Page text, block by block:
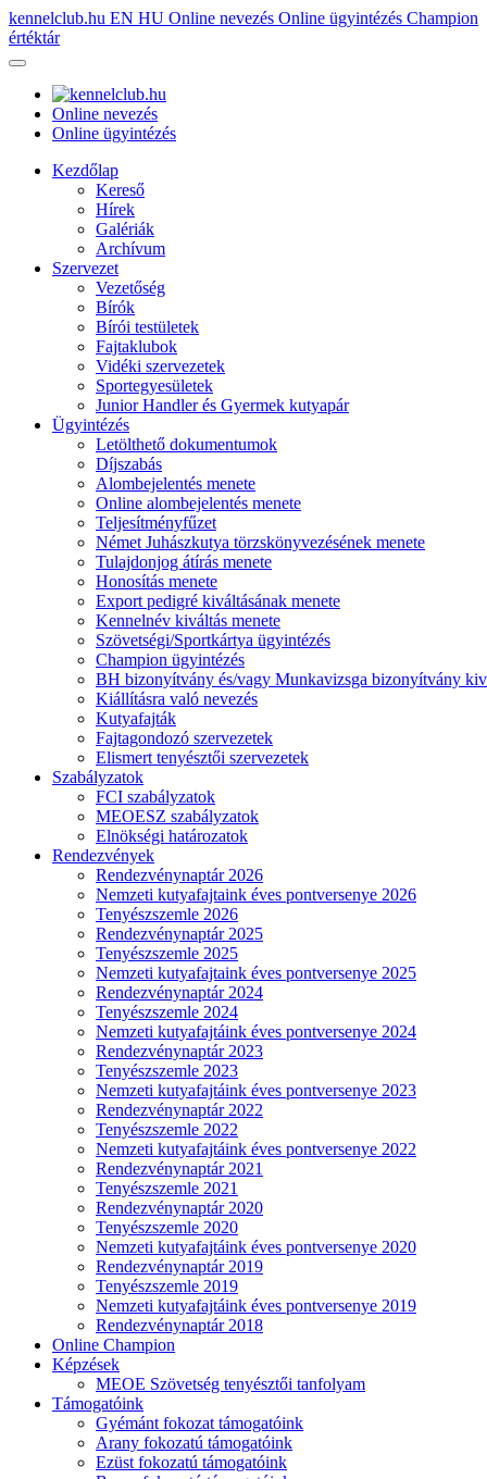
kennelclub.hu EN HU Online nevezés Online ügyintézés Champion
értéktár
Online nevezés
Online ügyintézés
Kezdőlap
Kereső
Hírek
Galériák
Archívum
Szervezet
Vezetőség
Bírók
Bírói testületek
Fajtaklubok
Vidéki szervezetek
Sportegyesületek
Junior Handler és Gyermek kutyapár
Ügyintézés
Letölthető dokumentumok
Díjszabás
Alombejelentés menete
Online alombejelentés menete
Teljesítményfűzet
Német Juhászkutya törzskönyvezésének menete
Tulajdonjog átírás menete
Honosítás menete
Export pedigré kiváltásának menete
Kennelnév kiváltás menete
Szövetségi/Sportkártya ügyintézés
Champion ügyintézés
BH bizonyítvány és/vagy Munkavizsga bizonyítvány
Kiállításra való nevezés
Kutyafajták
Fajtagondozó szervezetek
Elismert tenyésztői szervezetek
Szabályzatok
FCI szabályzatok
MEOESZ szabályzatok
Elnökségi határozatok
Rendezvények
Rendezvénynaptár 2026
Nemzeti kutyafajtaink éves pontversenye 2026
Tenyészszemle 2026
Rendezvénynaptár 2025
Tenyészszemle 2025
Nemzeti kutyafajtaink éves pontversenye 2025
Rendezvénynaptár 2024
Tenyészszemle 2024
Nemzeti kutyafajtáink éves pontversenye 2024
Rendezvénynaptár 2023
Tenyészszemle 2023
Nemzeti kutyafajtáink éves pontversenye 2023
Rendezvénynaptár 2022
Tenyészszemle 2022
Nemzeti kutyafajtáink éves pontversenye 2022
Rendezvénynaptár 2021
Tenyészszemle 2021
Rendezvénynaptár 2020
Tenyészszemle 2020
Nemzeti kutyafajtáink éves pontversenye 2020
Rendezvénynaptár 2019
Tenyészszemle 2019
Nemzeti kutyafajtáink éves pontversenye 2019
Rendezvénynaptár 2018
Online Champion
Képzések
MEOE Szövetség tenyésztői tanfolyam
Támogatóink
Gyémánt fokozat támogatóink
Arany fokozatú támogatóink
Ezüst fokozatú támogatóink